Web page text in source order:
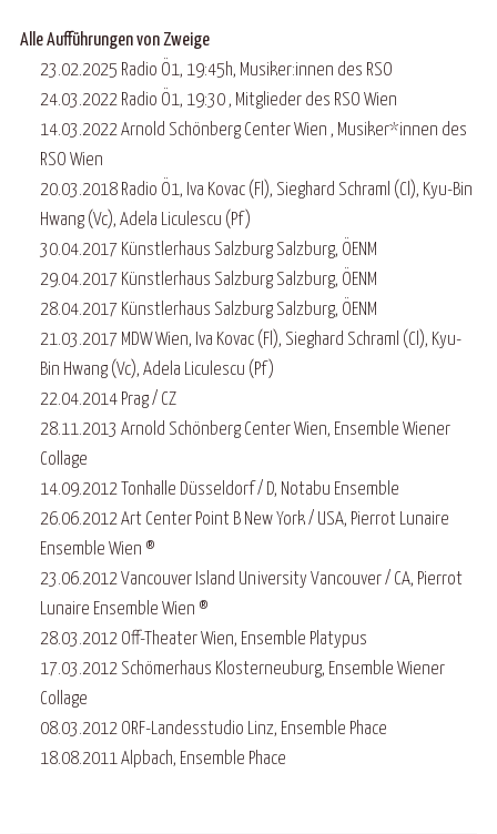
Alle Aufführungen von Zweige
23.02.2025 Radio Ö1, 19:45h, Musiker:innen des RSO
24.03.2022 Radio Ö1, 19:30 , Mitglieder des RSO Wien
14.03.2022 Arnold Schönberg Center Wien , Musiker*innen des
RSO Wien
20.03.2018 Radio Ö1, Iva Kovac (Fl), Sieghard Schraml (Cl), Kyu-Bin
Hwang (Vc), Adela Liculescu (Pf)
30.04.2017 Künstlerhaus Salzburg Salzburg, ÖENM
29.04.2017 Künstlerhaus Salzburg Salzburg, ÖENM
28.04.2017 Künstlerhaus Salzburg Salzburg, ÖENM
21.03.2017 MDW Wien, Iva Kovac (Fl), Sieghard Schraml (Cl), Kyu-
Bin Hwang (Vc), Adela Liculescu (Pf)
22.04.2014 Prag / CZ
28.11.2013 Arnold Schönberg Center Wien, Ensemble Wiener
Collage
14.09.2012 Tonhalle Düsseldorf / D, Notabu Ensemble
26.06.2012 Art Center Point B New York / USA, Pierrot Lunaire
Ensemble Wien ®
23.06.2012 Vancouver Island University Vancouver / CA, Pierrot
Lunaire Ensemble Wien ®
28.03.2012 Off-Theater Wien, Ensemble Platypus
17.03.2012 Schömerhaus Klosterneuburg, Ensemble Wiener
Collage
08.03.2012 ORF-Landesstudio Linz, Ensemble Phace
18.08.2011 Alpbach, Ensemble Phace